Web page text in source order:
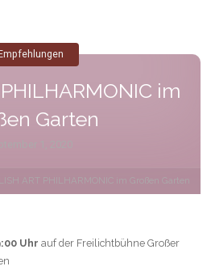
im
Garten
ART PHILHARMONIC im Großen Garten
Uhr auf der Freilichtbühne Großer